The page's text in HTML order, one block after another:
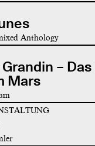
Anthology
–
Mars